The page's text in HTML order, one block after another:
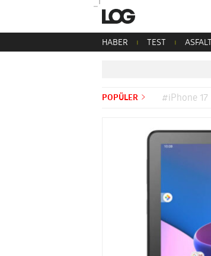
HABER TEST ASFALT
POPÜLER #iPhone 17